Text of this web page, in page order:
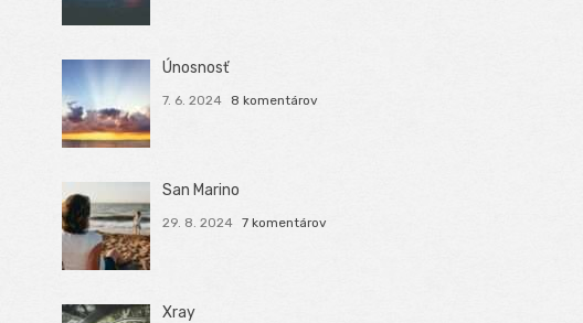
Únosnosť
7. 6. 2024 8 komentárov
San Marino
29. 8. 2024 7 komentárov
Xray